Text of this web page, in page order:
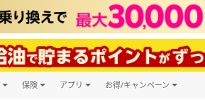
保険 アプリ お得/キャンペーン